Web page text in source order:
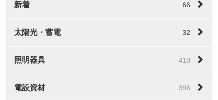
新着 66
太陽光・蓄電 32
照明器具 410
電設資材 396